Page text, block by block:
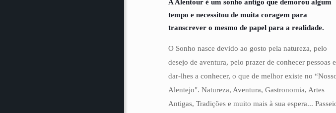
A Alentour é um sonho antigo que demorou algum
tempo e necessitou de muita coragem para
transcrever o mesmo de papel para a realidade.
O Sonho nasce devido ao gosto pela natureza, pelo
desejo de aventura, pelo prazer de conhecer pessoas e
dar-lhes a conhecer, o que de melhor existe no
Alentejo". Natureza, Aventura, Gastronomia, Artes
Antigas, Tradições e muito mais à sua espera...